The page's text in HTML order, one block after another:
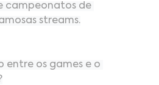
campeonatos de
streams.
entre os games e o